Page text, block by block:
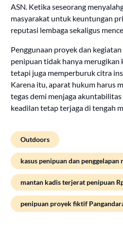
ASN. Ketika seseorang
masyarakat untuk keuntungan
reputasi lembaga sekaligus
Penggunaan proyek dan
penipuan tidak hanya merugikan
tetapi juga memperburuk citra
Karena itu, aparat hukum harus
tegas demi menjaga
keadilan tetap terjaga di tengah
Outdoors
kasus penipuan dan penggelapan
mantan kadis terjerat penipuan
penipuan proyek fiktif